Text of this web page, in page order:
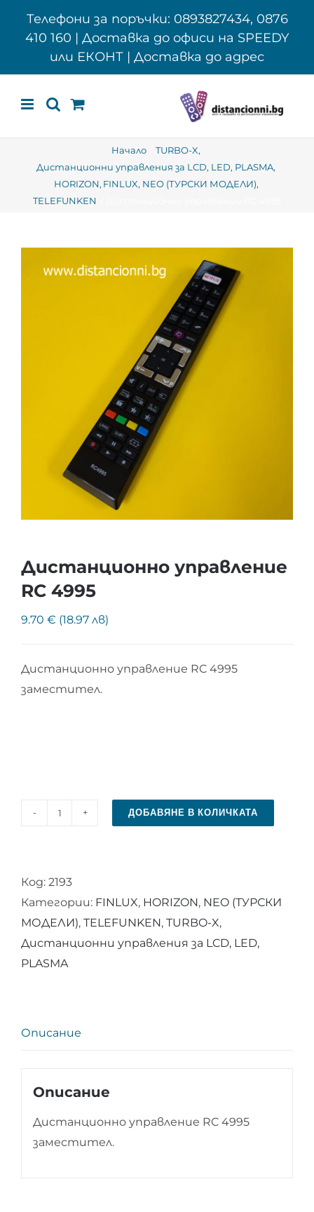
Телефони за поръчки: 0893827434, 0876
410 160 | Доставка до офиси на SPEEDY
или ЕКОНТ | Доставка до адрес
Начало
TURBO-X
Дистанционни управления за LCD, LED, PLASMA
HORIZON FINLUX NEO (ТУРСКИ МОДЕЛИ)
TELEFUNKEN
Дистанционно управление
RC 4995
9.70 € (18.97 лв)
Дистанционно управление RC 4995
заместител.
количество
управление
RC
4995
ДОБАВЯНЕ В КОЛИЧКАТА
Код: 2193
Категории: FINLUX, HORIZON, NEO (ТУРСКИ
МОДЕЛИ), TELEFUNKEN, TURBO-X,
Дистанционни управления за LCD, LED,
PLASMA
Описание
Описание
Дистанционно управление RC 4995
заместител.